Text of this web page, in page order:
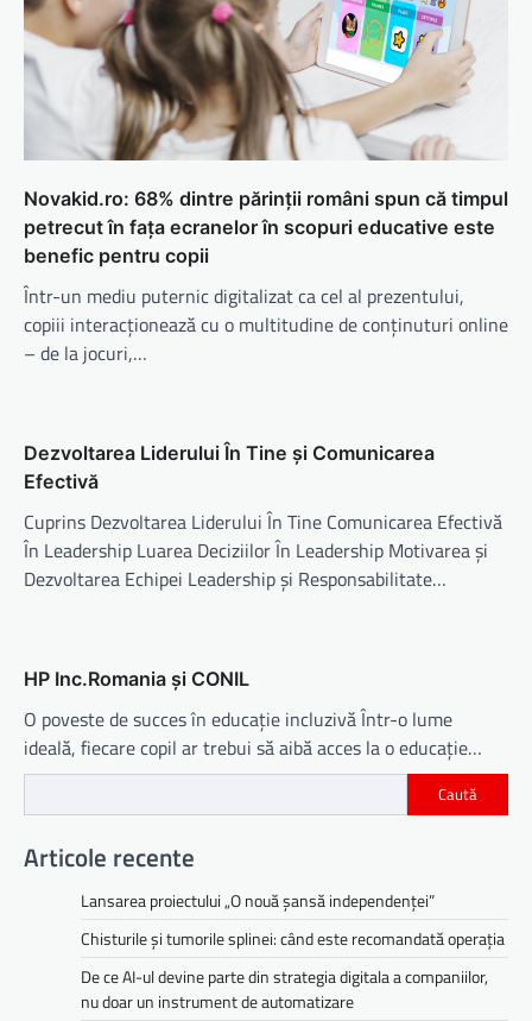
Novakid.ro: 68% dintre părinții români spun că timpul
petrecut în fața ecranelor în scopuri educative este
benefic pentru copii
Într-un mediu puternic digitalizat ca cel al prezentului,
copiii interacționează cu o multitudine de conținuturi online
– de la jocuri,…
Dezvoltarea Liderului În Tine și Comunicarea
Efectivă
Cuprins Dezvoltarea Liderului În Tine Comunicarea Efectivă
În Leadership Luarea Deciziilor În Leadership Motivarea și
Dezvoltarea Echipei Leadership și Responsabilitate…
HP Inc.Romania și CONIL
O poveste de succes în educație incluzivă Într-o lume
ideală, fiecare copil ar trebui să aibă acces la o educație…
Caută
Articole recente
Lansarea proiectului „O nouă șansă independenței”
Chisturile și tumorile splinei: când este recomandată operația
De ce AI-ul devine parte din strategia digitala a companiilor,
nu doar un instrument de automatizare